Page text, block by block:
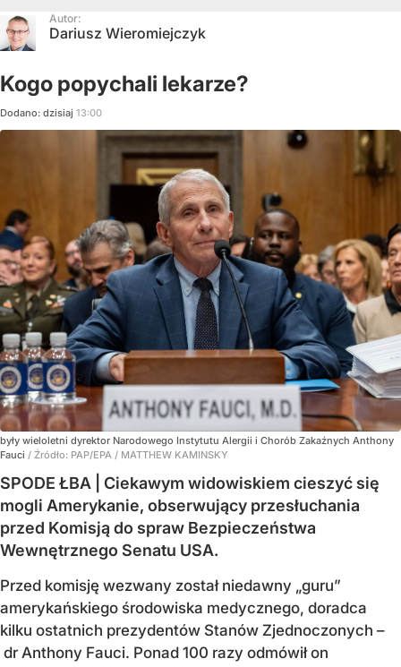
Autor:
Dariusz Wieromiejczyk
Kogo popychali lekarze?
Dodano: dzisiaj 13:00
były wieloletni dyrektor Narodowego Instytutu Alergii i Chorób Zakaźnych Anthony
Fauci / Źródło: PAP/EPA / MATTHEW KAMINSKY
SPODE ŁBA | Ciekawym widowiskiem cieszyć się
mogli Amerykanie, obserwujący przesłuchania
przed Komisją do spraw Bezpieczeństwa
Wewnętrznego Senatu USA.
Przed komisję wezwany został niedawny „guru”
amerykańskiego środowiska medycznego, doradca
kilku ostatnich prezydentów Stanów Zjednoczonych –
dr Anthony Fauci. Ponad 100 razy odmówił on